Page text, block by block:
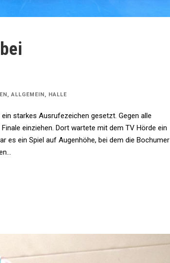
ALLGEMEIN HALLE
starkes Ausrufezeichen gesetzt. Gegen alle
einziehen. Dort wartete mit dem TV Hörde ein
es ein Spiel auf Augenhöhe, bei dem die Bochumer